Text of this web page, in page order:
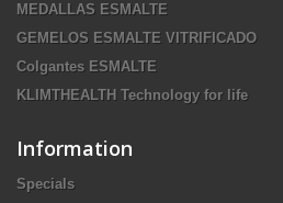
MEDALLAS ESMALTE
GEMELOS ESMALTE VITRIFICADO
Colgantes ESMALTE
KLIMTHEALTH Technology for life
Information
Specials